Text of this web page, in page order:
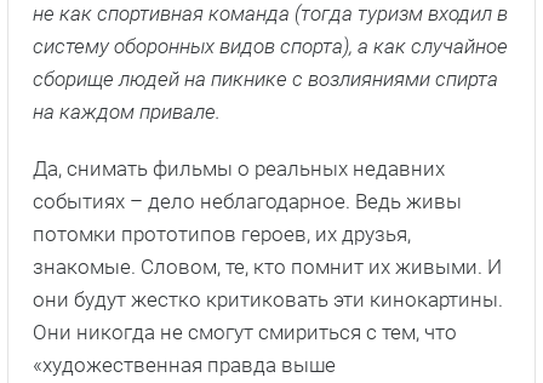
не как спортивная команда (тогда туризм входил в
систему оборонных видов спорта), а как случайное
сборище людей на пикнике с возлияниями спирта
на каждом привале.
Да, снимать фильмы о реальных недавних
событиях – дело неблагодарное. Ведь живы
потомки прототипов героев, их друзья,
знакомые. Словом, те, кто помнит их живыми. И
они будут жестко критиковать эти кинокартины.
Они никогда не смогут смириться с тем, что
«художественная правда выше